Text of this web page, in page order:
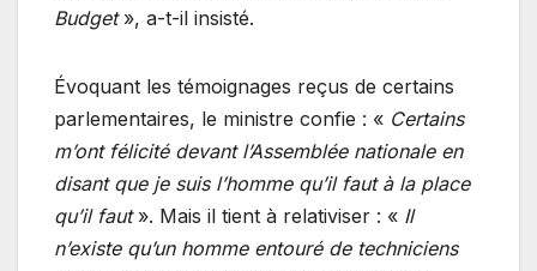
Budget», a-t-il insisté.
Évoquant les témoignages reçus de certains
parlementaires, le ministre confie : « Certains
m’ont félicité devant l’Assemblée nationale en
disant que je suis l’homme qu’il faut à la place
qu’il faut». Mais il tient à relativiser : « Il
n’existe qu’un homme entouré de techniciens